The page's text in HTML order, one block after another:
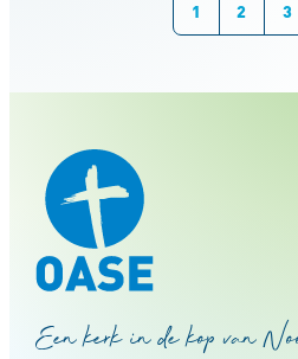
1 2 3
Een kerk in de kop van